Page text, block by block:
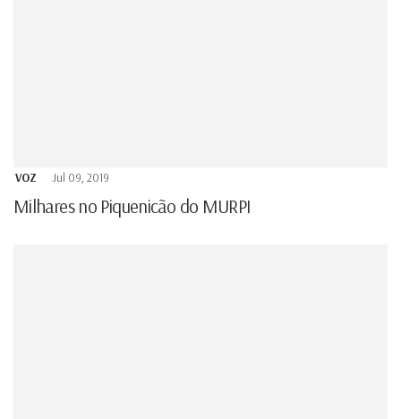
VOZ Jul 09, 2019
Milhares no Piquenicão do MURPI